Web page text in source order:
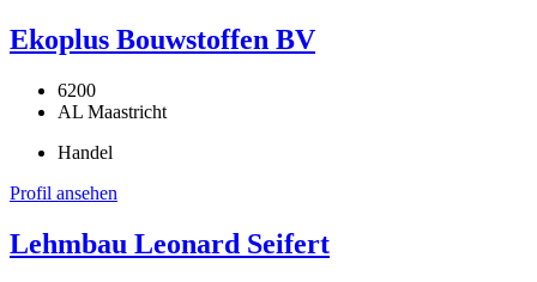
Ekoplus Bouwstoffen BV
6200
AL Maastricht
Handel
Profil ansehen
Lehmbau Leonard Seifert